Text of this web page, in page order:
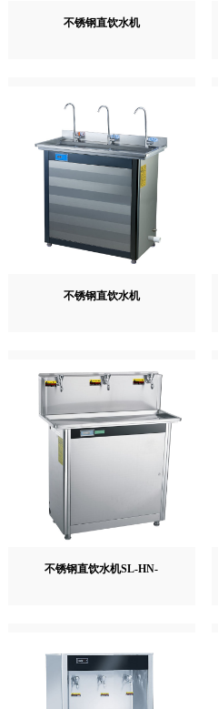
不锈钢直饮水机
不锈钢直饮水机
不锈钢直饮水机SL-HN-